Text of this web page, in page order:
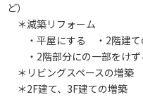
ど）
＊減築リフォーム
・平屋にする ・2階建て
・2階部分にの一部をけ
＊リビングスペースの増築
＊2F建て、3F建ての増築